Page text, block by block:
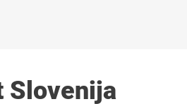
Slovenija